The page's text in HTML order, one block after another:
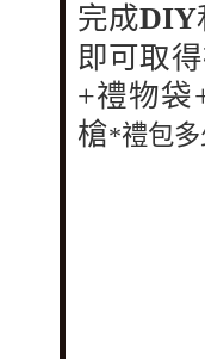
完成DIY
即可取
+禮物袋
槍*禮包